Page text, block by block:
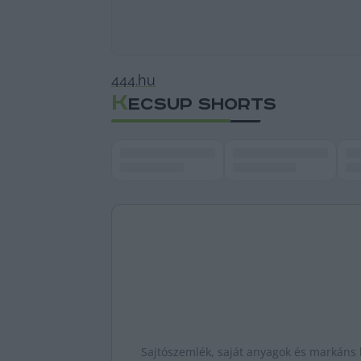
444.hu
KECSUP SHORTS
Sajtószemlék, saját anyagok és